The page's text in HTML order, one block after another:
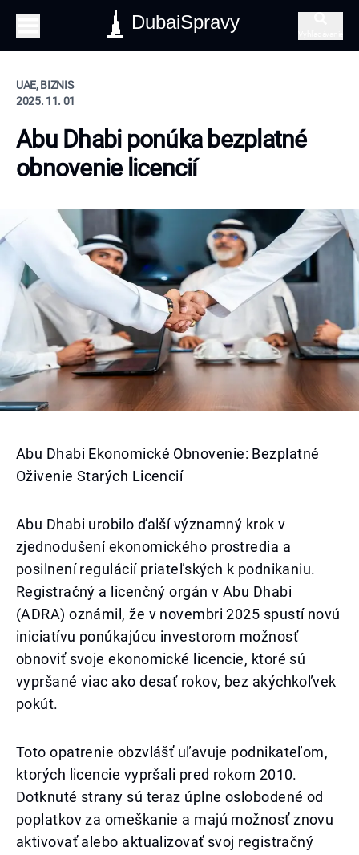
DubaiSpravy
UAE, BIZNIS
2025. 11. 01
Abu Dhabi ponúka bezplatné
obnovenie licencií
Abu Dhabi Ekonomické Obnovenie: Bezplatné
Oživenie Starých Licencií
Abu Dhabi urobilo ďalší významný krok v
zjednodušení ekonomického prostredia a
posilnení regulácií priateľských k podnikaniu.
Registračný a licenčný orgán v Abu Dhabi
(ADRA) oznámil, že v novembri 2025 spustí novú
iniciatívu ponúkajúcu investorom možnosť
obnoviť svoje ekonomické licencie, ktoré sú
vypršané viac ako desať rokov, bez akýchkoľvek
pokút.
Toto opatrenie obzvlášť uľavuje podnikateľom,
ktorých licencie vypršali pred rokom 2010.
Dotknuté strany sú teraz úplne oslobodené od
poplatkov za omeškanie a majú možnosť znovu
aktivovať alebo aktualizovať svoj registračný